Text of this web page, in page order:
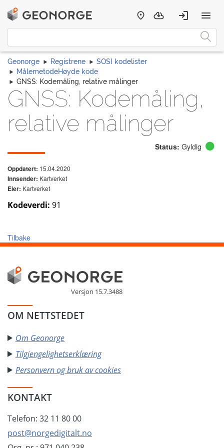
Geonorge Registrene
SOSI kodelister
MålemetodeHøyde kode
GNSS: Kodemåling, relative målinger
GNSS: Kodemåling,
relative målinger
Status: Gyldig
Oppdatert: 15.04.2020
Innsender: Kartverket
Eier: Kartverket
Kodeverdi: 91
Tilbake